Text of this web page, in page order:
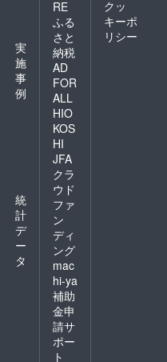
実
施
事
例
統
計
デ
ー
タ
RE
ふる
さと
納税
AD
FOR
ALL
HIO
KOS
HI
JFA
クラ
ウド
ファ
ン
ディ
ング
mac
hi-ya
補助
金申
請サ
ポー
ト
クッ
キーポ
リシー